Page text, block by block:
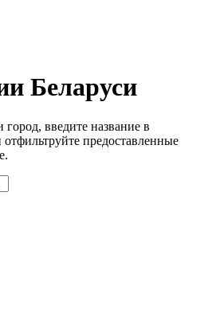
Беларуси
введите название в
предоставленные